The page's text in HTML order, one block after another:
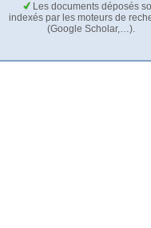
Les documents déposés
indexés par les moteurs de
(Google Scholar,…).